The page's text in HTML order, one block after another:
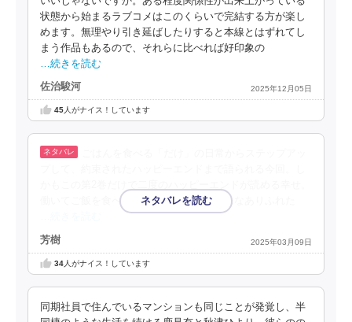
状態から始まるラブコメはこのくらいで完結する方が楽し
めます。無理やり引き延ばしたりすると本線とはずれてし
まう作品もあるので、それらに比べれば好印象の
…続きを読む
佐治駿河 2025年12月05日
45人がナイス！しています
働いてご飯を食べて遊びに出かけて。そんなありふれた
芳樹 2025年03月09日
34人がナイス！しています
同期社員で住んでいるマンションも同じことが発覚し、半